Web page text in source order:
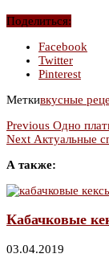
Поделиться:
Facebook
Twitter
Pinterest
Меткивкусные
Previous Одно
Next Актуальные
А также:
Кабачковые
03.04.2019